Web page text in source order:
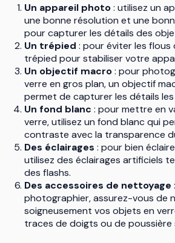
Un appareil photo: utilisez un
une bonne résolution et une
pour capturer les détails des
Un trépied : pour éviter les flous
trépied pour stabiliser votre
Un objectif macro: pour
verre en gros plan, un objectif
permet de capturer les détails les
Un fond blanc : pour mettre en
verre, utilisez un fond blanc qui
contraste avec la transparence
Des éclairages : pour bien
utilisez des éclairages artificiels
des flashs.
Des accessoires de nettoyage
photographier, assurez-vous de
soigneusement vos objets en
traces de doigts ou de